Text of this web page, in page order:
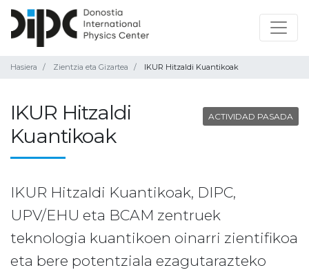
Hasiera Zientzia eta Gizartea IKUR Hitzaldi Kuantikoak
ACTIVIDAD PASADA
IKUR Hitzaldi
Kuantikoak
IKUR Hitzaldi Kuantikoak, DIPC,
UPV/EHU eta BCAM zentruek
teknologia kuantikoen oinarri zientifikoa
eta bere potentziala ezagutarazteko